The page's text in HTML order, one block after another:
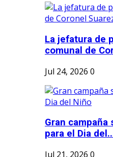
La jefatura de
comunal de
Jul 24, 2026 0
Gran
para el Dia
Jul 21, 2026 0